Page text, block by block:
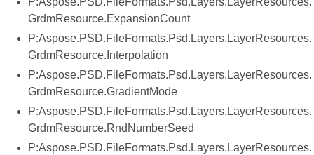
GrdmResource.ExpansionCount
P:Aspose.PSD.FileFormats.Psd.Layers.LayerResources.
GrdmResource.Interpolation
P:Aspose.PSD.FileFormats.Psd.Layers.LayerResources.
GrdmResource.GradientMode
P:Aspose.PSD.FileFormats.Psd.Layers.LayerResources.
GrdmResource.RndNumberSeed
P:Aspose.PSD.FileFormats.Psd.Layers.LayerResources.